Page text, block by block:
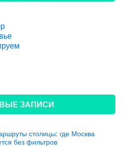
ЗАПИСИ
столицы: где Москва
без фильтров